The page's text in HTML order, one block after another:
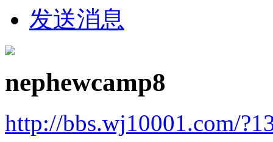
发送消息
nephewcamp8
http://bbs.wj10001.com/